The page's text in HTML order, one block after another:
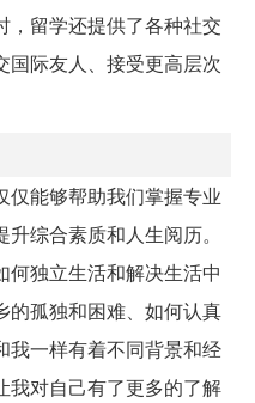
，留学还提供了各种社交
国际友人、接受更高层次
仅能够帮助我们掌握专业
综合素质和人生阅历。
独立生活和解决生活中
的孤独和困难、如何认真
我一样有着不同背景和经
我对自己有了更多的了解